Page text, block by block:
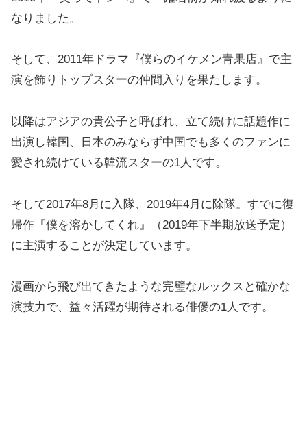
なりました。
そして、2011年ドラマ『僕らのイケメン青果店』で主
演を飾りトップスターの仲間入りを果たします。
以降はアジアの貴公子と呼ばれ、立て続けに話題作に
出演し韓国、日本のみならず中国でも多くのファンに
愛され続けている韓流スターの1人です。
そして2017年8月に入隊、2019年4月に除隊。すでに復
帰作『僕を溶かしてくれ』（2019年下半期放送予定）
に主演することが決定しています。
漫画から飛び出てきたような完璧なルックスと確かな
演技力で、益々活躍が期待される俳優の1人です。